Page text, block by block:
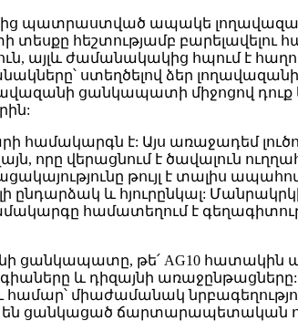
պատրաստված ապակե
հեշտությամբ բարելավելու
այլև ժամանակակից հպում է
ստեղծելով ձեր
ցանկապատի միջոցով դուք
համակարգն է: Այս առաջադեմ
որը վերացնում է ծավալուն
թույլ է տալիս
և հյուրընկալ:
համատեղում է
թե՛ AG10 հատակին
և դիզայնի
միաժամանակ
են ցանկացած ճարտարապետական